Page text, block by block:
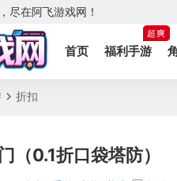
尽在阿飞游戏网！
首页 福利手游
超爽
折扣
（0.1折口袋塔防）